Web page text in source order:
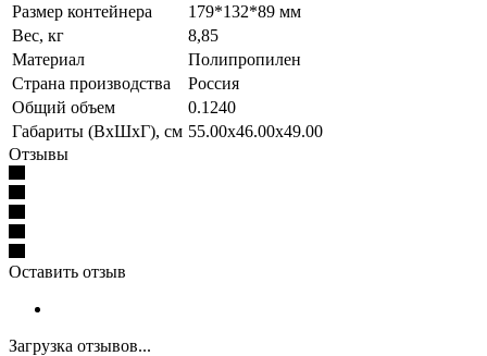
Размер контейнера
179*132*89 мм
Вес, кг
8,85
Материал
Полипропилен
Страна производства
Россия
Общий объем
0.1240
Габариты (ВхШхГ), см 55.00x46.00x49.00
Отзывы
Оставить отзыв
Загрузка отзывов...